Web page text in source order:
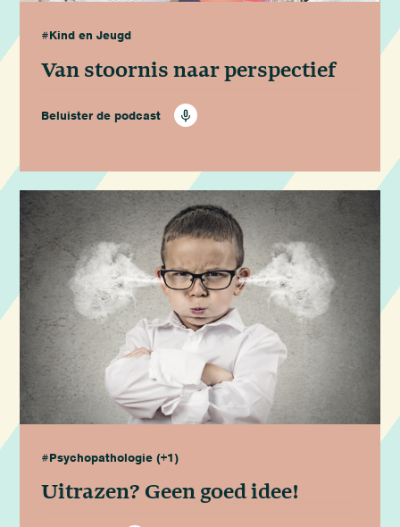
#Kind en Jeugd
Van stoornis naar perspectief
Beluister de podcast
#Psychopathologie(+1)
Uitrazen? Geen goed idee!